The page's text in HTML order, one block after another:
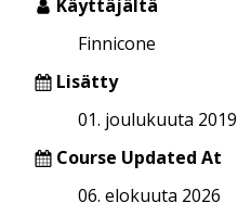
Käyttäjältä
Finnicone
Lisätty
01. joulukuuta 2019
Course Updated At
06. elokuuta 2026